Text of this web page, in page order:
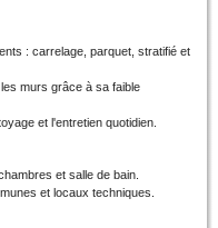
: carrelage, parquet, stratifié et
murs grâce à sa faible
et l'entretien quotidien.
et salle de bain.
et locaux techniques.